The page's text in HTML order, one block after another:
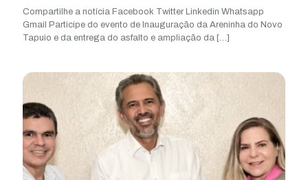
Compartilhe a notícia Facebook Twitter Linkedin Whatsapp
Gmail Participe do evento de Inauguração da Areninha do Novo
Tapuio e da entrega do asfalto e ampliação da […]